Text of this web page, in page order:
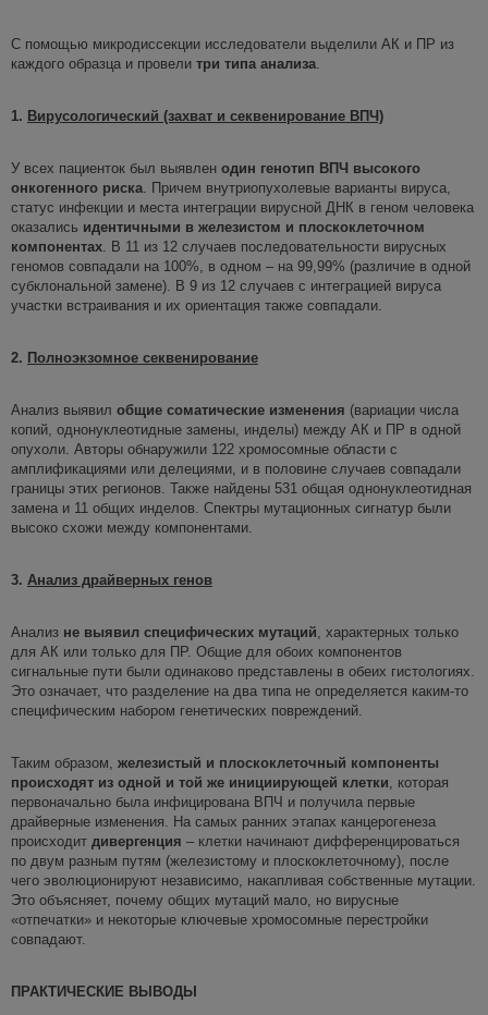
С помощью микродиссекции исследователи выделили АК и ПР из
каждого образца и провели три типа анализа
1. Вирусологический (захват и секвенирование ВПЧ)
У всех пациенток был выявлен один генотип ВПЧ высокого
онкогенного риска . Причем внутриопухолевые варианты вируса,
статус инфекции и места интеграции вирусной ДНК в геном человека
оказались идентичными в железистом и плоскоклеточном
компонентах . В 11 из 12 случаев последовательности вирусных
геномов совпадали на 100%, в одном – на 99,99% (различие в одной
субклональной замене). В 9 из 12 случаев с интеграцией вируса
участки встраивания и их ориентация также совпадали.
2. Полноэкзомное секвенирование
Анализ выявил общие соматические изменения (вариации числа
копий, однонуклеотидные замены, инделы) между АК и ПР в одной
опухоли. Авторы обнаружили 122 хромосомные области с
амплификациями или делециями, и в половине случаев совпадали
границы этих регионов. Также найдены 531 общая однонуклеотидная
замена и 11 общих инделов. Спектры мутационных сигнатур были
высоко схожи между компонентами.
3. Анализ драйверных генов
Анализ не выявил специфических мутаций , характерных только
для АК или только для ПР. Общие для обоих компонентов
сигнальные пути были одинаково представлены в обеих гистологиях.
Это означает, что разделение на два типа не определяется каким-то
специфическим набором генетических повреждений.
Таким образом, железистый и плоскоклеточный компоненты
происходят из одной и той же инициирующей клетки , которая
первоначально была инфицирована ВПЧ и получила первые
драйверные изменения. На самых ранних этапах канцерогенеза
происходит дивергенция – клетки начинают дифференцироваться
по двум разным путям (железистому и плоскоклеточному), после
чего эволюционируют независимо, накапливая собственные мутации.
Это объясняет, почему общих мутаций мало, но вирусные
«отпечатки» и некоторые ключевые хромосомные перестройки
совпадают.
ПРАКТИЧЕСКИЕ ВЫВОДЫ